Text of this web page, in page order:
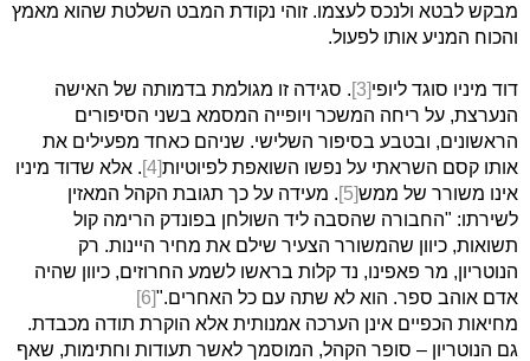
מבקש לבטא ולנכס לעצמו. זוהי נקודת המבט השלטת שהוא מאמץ
והכוח המניע אותו לפעול.
דוד מיניו סוגד ליופי[3]
. סגידה זו מגולמת בדמותה של האישה
הנערצת, על ריחה המשכר ויופייה המסמא בשני הסיפורים
הראשונים, ובטבע בסיפור השלישי. שניהם כאחד מפעילים את
אותו קסם השראתי על נפשו השואפת לפיוטיות[4]
. אלא שדוד מיניו
אינו משורר של ממש[5]
. מעידה על כך תגובת הקהל המאזין
לשירתו: "החבורה שהסבה ליד השולחן בפונדק הרימה קול
תשואות, כיוון שהמשורר הצעיר שילם את מחיר היינות. רק
הנוטריון, מר פאפינו, נד קלות בראשו לשמע החרוזים, כיוון שהיה
אדם אוהב ספר. הוא לא שתה עם כל האחרים."[6]
מחיאות הכפיים אינן הערכה אמנותית אלא הוקרת תודה מכבדת.
גם הנוטריון – סופר הקהל, המוסמך לאשר תעודות וחתימות, שאף